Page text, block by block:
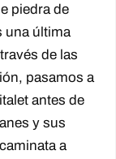
piedra de
una última
de las
pasamos a
antes de
y sus
a